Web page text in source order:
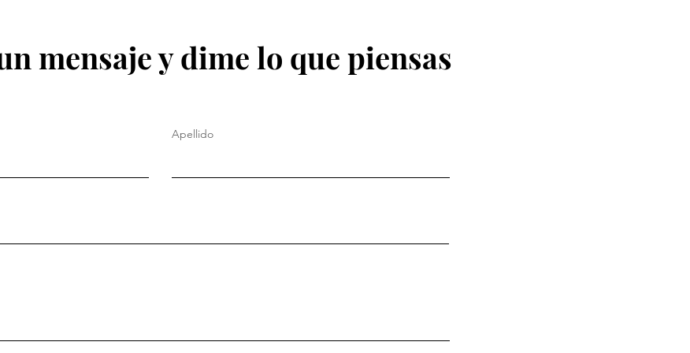
mensaje y dime lo que piensas
Apellido